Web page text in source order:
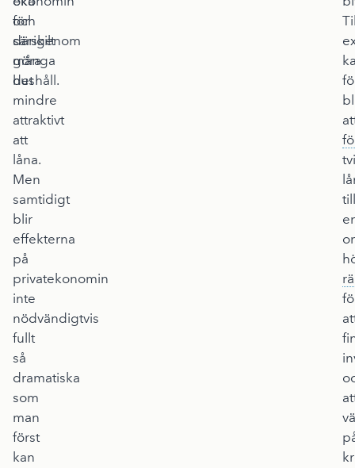
och
därigenom
göra
det
mindre
attraktivt
att
låna.
Men
samtidigt
blir
effekterna
på
privatekonomin
inte
nödvändigtvis
fullt
så
dramatiska
som
man
först
kan
för
särskilt
många
hushåll.
till